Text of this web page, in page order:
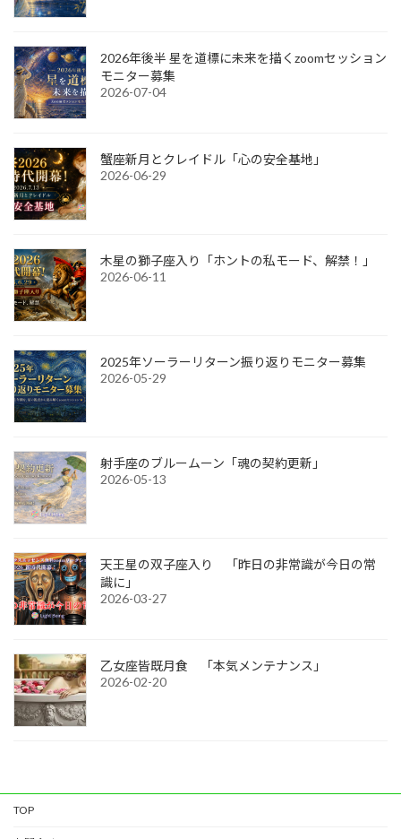
2026年後半 星を道標に未来を描くzoomセッション
モニター募集
2026-07-04
蟹座新月とクレイドル「心の安全基地」
2026-06-29
木星の獅子座入り「ホントの私モード、解禁！」
2026-06-11
2025年ソーラーリターン振り返りモニター募集
2026-05-29
射手座のブルームーン「魂の契約更新」
2026-05-13
天王星の双子座入り 「昨日の非常識が今日の常
識に」
2026-03-27
乙女座皆既月食 「本気メンテナンス」
2026-02-20
TOP